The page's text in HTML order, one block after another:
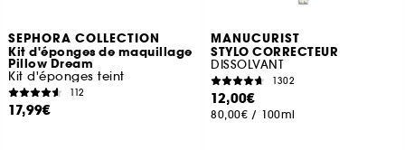
SEPHORA COLLECTION
Kit d'éponges de maquillage
Pillow Dream
Kit d'éponges teint
112
17,99€
MANUCURIST
STYLO CORRECTEUR
DISSOLVANT
1302
12,00€
80,00€ / 100ml